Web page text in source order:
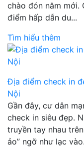
chào đón năm mới.
điểm hấp dẫn du...
Tìm hiểu thêm
Địa điểm check in
Nội
Gần đây, cư dân
check in siêu đẹp.
truyền tay nhau
ảo” ngỡ như lạc